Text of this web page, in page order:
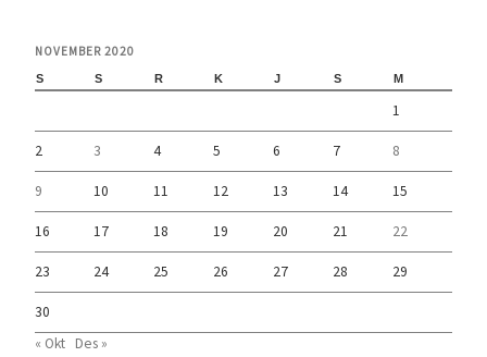
NOVEMBER 2020
S S R K J S M
1
2 3 4 5 6 7 8
9 10 11 12 13 14 15
16 17 18 19 20 21 22
23 24 25 26 27 28 29
30
« Okt Des »